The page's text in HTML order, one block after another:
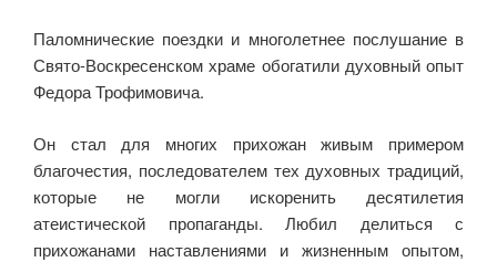
Паломнические поездки и многолетнее послушание в
Свято-Воскресенском храме обогатили духовный опыт
Федора Трофимо­вича.
Он стал для многих прихожан живым примером
благочестия, последователем тех духовных традиций,
которые не могли искоре­нить десятилетия
атеистической пропаганды. Любил делиться с
прихожанами наставлениями и жизненным опытом,